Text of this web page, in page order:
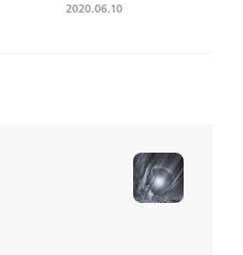
2020.06.10